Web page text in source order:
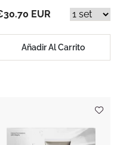
EUR
Añadir Al Carrito